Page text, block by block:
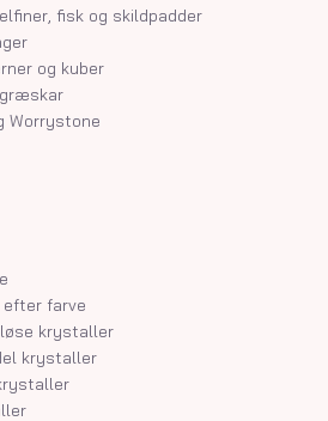
fisk og skildpadder
og kuber
Worrystone
farve
krystaller
krystaller